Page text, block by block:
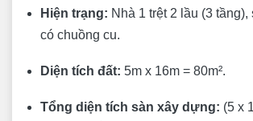
Hiện trạng: Nhà 1 trệt 2 lầu (3
có chuồng cu.
Diện tích đất: 5m x 16m = 80m².
Tổng diện tích sàn xây dựng: (5 x